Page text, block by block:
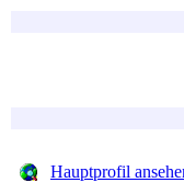
Hauptprofil